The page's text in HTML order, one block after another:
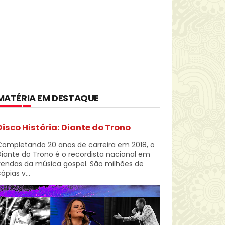
EM DESTAQUE
História: Diante do Trono
20 anos de carreira em 2018, o
do Trono é o recordista nacional em
da música gospel. São milhões de
v...